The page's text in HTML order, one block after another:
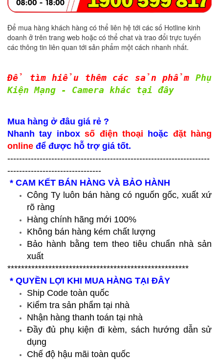
Để mua hàng khách hàng có thể liên hệ tới các số Hotline kinh
doanh ở trên trang web hoặc có thể chat và trao đổi trực tuyến
các thông tin liên quan tới sản phẩm một cách nhanh nhất.
Để tìm hiểu thêm các sản phẩm Phụ
Kiện Mạng - Camera khác tại đây
Mua hàng ở đâu giá rẻ ?
Nhanh tay inboxsố điện thoại hoặc đặt hàng
online để được hỗ trợ giá tốt.
---------------------------------------------------------------------
--------------------------------
* CAM KẾT BÁN HÀNG VÀ BẢO HÀNH
Công Ty luôn bán hàng có nguốn gốc, xuất xứ
rõ ràng
Hàng chính hãng mới 100%
Không bán hàng kém chất lượng
Bảo hành bằng tem theo tiêu chuẩn nhà sản
xuất
*****************************************************
* QUYỀN LỢI KHI MUA HÀNG TẠI ĐÂY
Ship Code toàn quốc
Kiểm tra sản phẩm tại nhà
Nhận hàng thanh toán tại nhà
Đầy đủ phụ kiện đi kèm, sách hướng dẫn sử
dụng
Chế độ hậu mãi toàn quốc